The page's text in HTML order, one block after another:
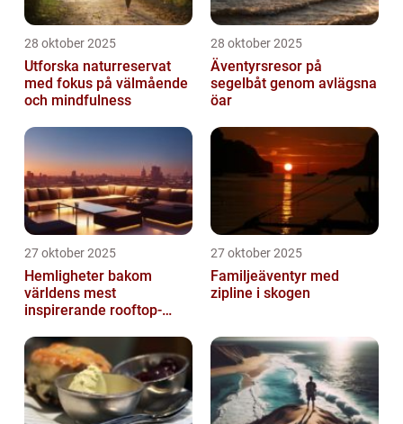
28 oktober 2025
Utforska naturreservat
med fokus på välmående
och mindfulness
28 oktober 2025
Äventyrsresor på
segelbåt genom avlägsna
öar
27 oktober 2025
Hemligheter bakom
världens mest
inspirerande rooftop-
27 oktober 2025
Familjeäventyr med
zipline i skogen